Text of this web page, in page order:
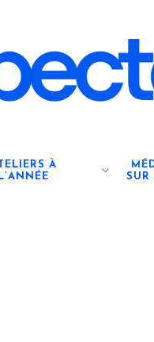
À
L’ANNÉE
SUR